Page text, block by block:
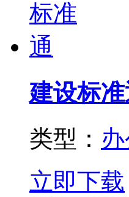
建设标
类型：
立即下载